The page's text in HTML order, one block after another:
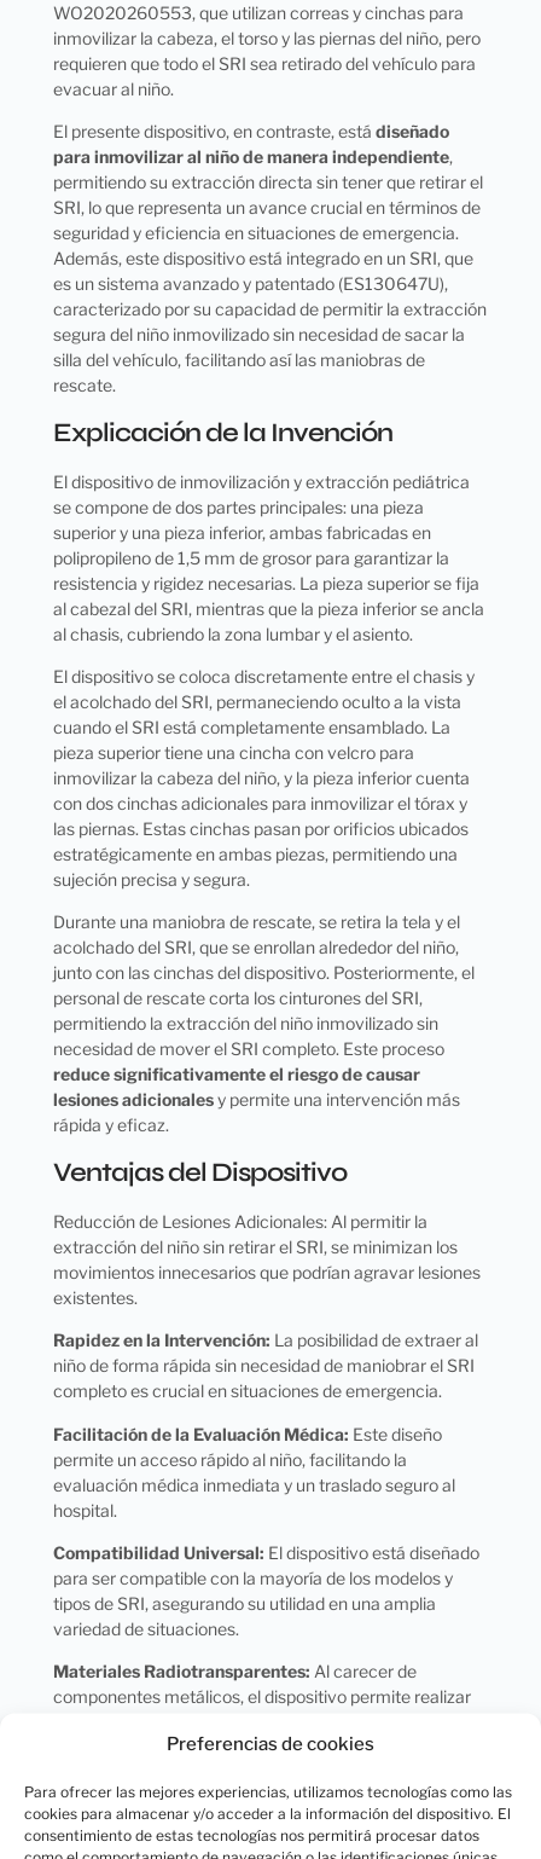
Preferencias de cookies
Para ofrecer las mejores experiencias, utilizamos tecnologías como las
cookies para almacenar y/o acceder a la información del dispositivo. El
consentimiento de estas tecnologías nos permitirá procesar datos
WO2020260553, que utilizan correas y cinchas para
inmovilizar la cabeza, el torso y las piernas del niño, pero
requieren que todo el SRI sea retirado del vehículo para
evacuar al niño.
El presente dispositivo, en contraste, está diseñado
para inmovilizar al niño de manera independiente,
permitiendo su extracción directa sin tener que retirar el
SRI, lo que representa un avance crucial en términos de
seguridad y eficiencia en situaciones de emergencia.
Además, este dispositivo está integrado en un SRI, que
es un sistema avanzado y patentado (ES130647U),
caracterizado por su capacidad de permitir la extracción
segura del niño inmovilizado sin necesidad de sacar la
silla del vehículo, facilitando así las maniobras de
rescate.
Explicación de la Invención
El dispositivo de inmovilización y extracción pediátrica
se compone de dos partes principales: una pieza
superior y una pieza inferior, ambas fabricadas en
polipropileno de 1,5 mm de grosor para garantizar la
resistencia y rigidez necesarias. La pieza superior se fija
al cabezal del SRI, mientras que la pieza inferior se ancla
al chasis, cubriendo la zona lumbar y el asiento.
El dispositivo se coloca discretamente entre el chasis y
el acolchado del SRI, permaneciendo oculto a la vista
cuando el SRI está completamente ensamblado. La
pieza superior tiene una cincha con velcro para
inmovilizar la cabeza del niño, y la pieza inferior cuenta
con dos cinchas adicionales para inmovilizar el tórax y
las piernas. Estas cinchas pasan por orificios ubicados
estratégicamente en ambas piezas, permitiendo una
sujeción precisa y segura.
Durante una maniobra de rescate, se retira la tela y el
acolchado del SRI, que se enrollan alrededor del niño,
junto con las cinchas del dispositivo. Posteriormente, el
personal de rescate corta los cinturones del SRI,
permitiendo la extracción del niño inmovilizado sin
necesidad de mover el SRI completo. Este proceso
reduce significativamente el riesgo de causar
lesiones adicionalesy permite una intervención más
rápida y eficaz.
Ventajas del Dispositivo
Reducción de Lesiones Adicionales: Al permitir la
extracción del niño sin retirar el SRI, se minimizan los
movimientos innecesarios que podrían agravar lesiones
existentes.
Rapidez en la Intervención: La posibilidad de extraer al
niño de forma rápida sin necesidad de maniobrar el SRI
completo es crucial en situaciones de emergencia.
Facilitación de la Evaluación Médica: Este diseño
permite un acceso rápido al niño, facilitando la
evaluación médica inmediata y un traslado seguro al
hospital.
Compatibilidad Universal: El dispositivo está diseñado
para ser compatible con la mayoría de los modelos y
tipos de SRI, asegurando su utilidad en una amplia
variedad de situaciones.
Materiales Radiotransparentes: Al carecer de
componentes metálicos, el dispositivo permite realizar
que es esencial para la evaluación médica inmediata.